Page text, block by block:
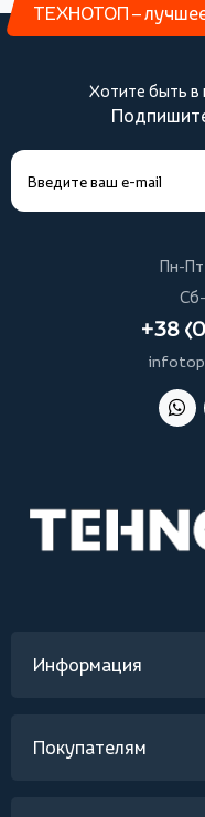
ТЕХНОТОП –
Хотите быть в
Пн-
+38
Информация
Покупателям